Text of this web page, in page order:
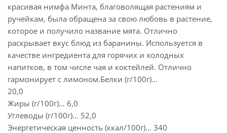
красивая нимфа Минта, благоволящая растениям и
ручейкам, была обращена за свою любовь в растение,
которое и получило название мята. Отлично
раскрывает вкус блюд из баранины. Используется в
качестве ингредиента для горячих и холодных
напитков, в том числе чая и коктейлей. Отлично
гармонирует с лимоном.Белки (г/100г)…
20,0
Жиры (г/100г)… 6,0
Углеводы (г/100г)… 52,0
Энергетическая ценность (ккал/100г)… 340